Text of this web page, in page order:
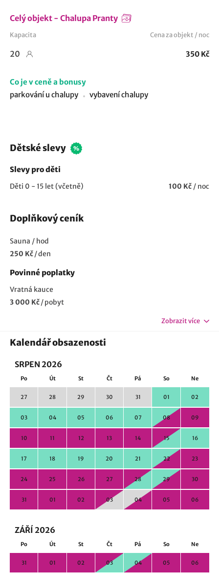
Celý objekt - Chalupa Pranty
Kapacita Cena za objekt / noc
20 350 Kč
Co je v ceně a bonusy
parkování u chalupy
vybavení chalupy
Dětské slevy
Slevy pro děti
Děti 0 - 15 let (včetně) 100 Kč / noc
Doplňkový ceník
Sauna / hod
250 Kč/den
Povinné poplatky
Vratná kauce
3 000 Kč/pobyt
Zobrazit více
Kalendář obsazenosti
SRPEN 2026
Po Út St Čt Pá So Ne
27 28 29 30 31 01 02
03 04 05 06 07 08 09
10 11 12 13 14 15 16
17 18 19 20 21 22 23
24 25 26 27 28 29 30
31 01 02 03 04 05 06
ZÁŘÍ 2026
Po Út St Čt Pá So Ne
31 01 02 03 04 05 06